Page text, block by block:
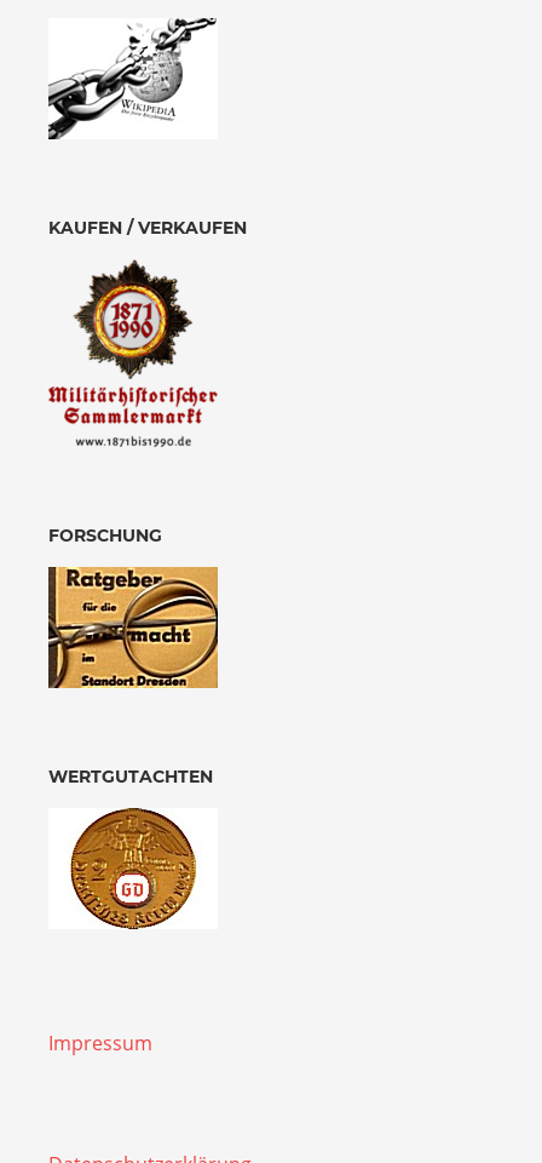
KAUFEN / VERKAUFEN
FORSCHUNG
WERTGUTACHTEN
Impressum